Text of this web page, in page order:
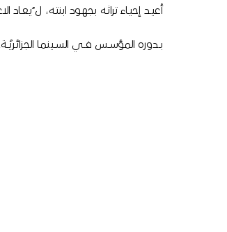
أعيـد إحيـاء تراثـه بجهـود ابنتـه، ل ُيعـاد
بــدوره المؤســس فــي الســينما